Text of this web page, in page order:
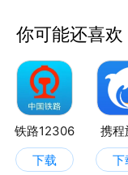
你可能还喜欢
铁路12306
下载
携程
下